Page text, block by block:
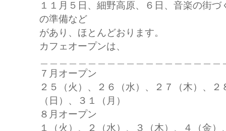
１１月５日、細野高原、６日、音楽の街
の準備など
があり、ほとんどおります。
カフェオープンは、
７月オープン
２５（火）、２６（水）、２７（木）、
（日）、３１（月）
８月オープン
１（火）、２（水）、３（木）、４（金